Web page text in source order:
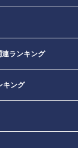
連ランキング
キング